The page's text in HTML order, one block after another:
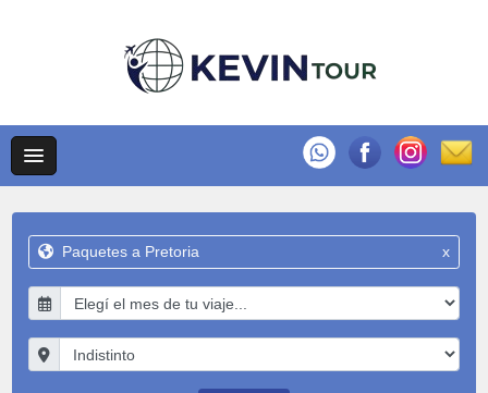
Paquetes a Pretoria x